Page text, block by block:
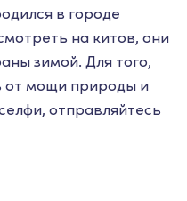
в городе
на китов, они
зимой. Для того,
от мощи природы и
отправляйтесь